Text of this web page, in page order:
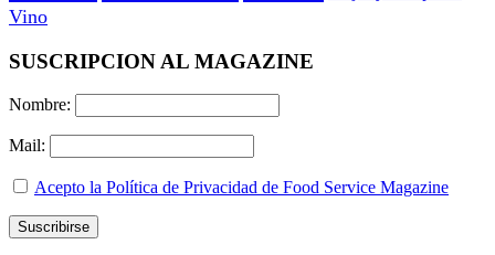
Vino
SUSCRIPCION AL MAGAZINE
Nombre:
Mail:
Acepto la Política de Privacidad de Food Service Magazine